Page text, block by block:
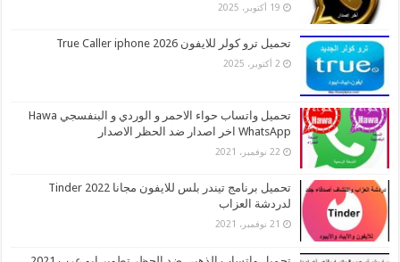
19 أكتوبر، 2025
تحميل ترو كولر للايفون 2026 True Caller iphone
2 أكتوبر، 2025
تحميل واتساب حواء الاحمر و الوردي و البنفسجي Hawa
WhatsApp اخر اصدار ضد الحظر الاصدار
22 نوفمبر، 2021
تحميل برنامج تيندر بلس للايفون مجانا 2022 Tinder
لدردشة العزاب
21 نوفمبر، 2021